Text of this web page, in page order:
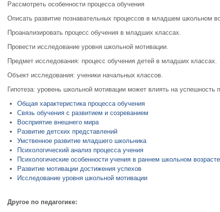
Рассмотреть особенности процесса обучения
Описать развитие познавательных процессов в младшем школьном
Проанализировать процесс обучения в младших классах.
Провести исследование уровня школьной мотивации.
Предмет исследования: процесс обучения детей в младших классах.
Объект исследования: ученики начальных классов.
Гипотеза: уровень школьной мотивации может влиять на успешность
Общая характеристика процесса обучения
Связь обучения с развитием и созреванием
Восприятие внешнего мира
Развитие детских представлений
Умственное развитие младшего школьника
Психологический анализ процесса учения
Психологические особенности учения в раннем школьном возрасте
Развитие мотивации достижения успехов
Исследование уровня школьной мотивации
Другое по педагогике: